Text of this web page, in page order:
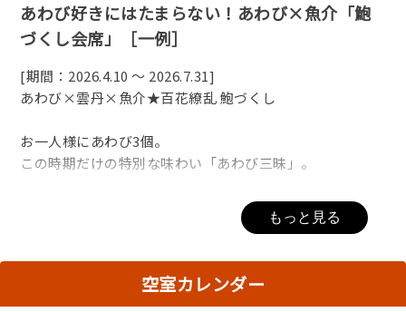
あわび好きにはたまらない！あわび×魚介「鮑
づくし会席」［一例］
[期間：2026.4.10 ～ 2026.7.31]
あわび×雲丹×魚介★百花繚乱 鮑づくし
お一人様にあわび3個。
この時期だけの特別な味わい「あわび三昧」。
肉厚でコリコリした歯ごたえと、圧倒的な磯の香りが漂う
そして新鮮だからこそ味わうことができる “あわびの肝”
やわらかい食感に奥深い旨みをひきだした “あわび蒸し”
もっと見る
空室カレンダー